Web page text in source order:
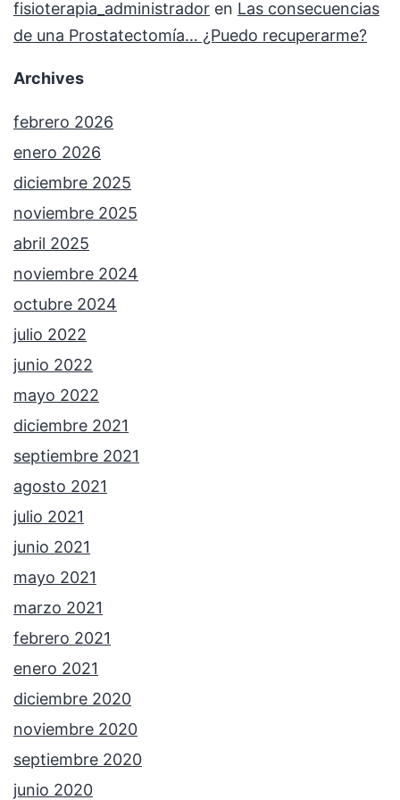
fisioterapia_administrador en Las consecuencias
de una Prostatectomía… ¿Puedo recuperarme?
Archives
febrero 2026
enero 2026
diciembre 2025
noviembre 2025
abril 2025
noviembre 2024
octubre 2024
julio 2022
junio 2022
mayo 2022
diciembre 2021
septiembre 2021
agosto 2021
julio 2021
junio 2021
mayo 2021
marzo 2021
febrero 2021
enero 2021
diciembre 2020
noviembre 2020
septiembre 2020
junio 2020